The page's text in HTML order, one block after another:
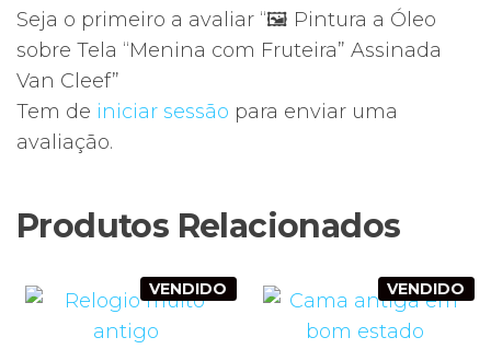
Seja o primeiro a avaliar “🖼️ Pintura a Óleo
sobre Tela “Menina com Fruteira” Assinada
Van Cleef”
Tem de iniciar sessão para enviar uma
avaliação.
Produtos Relacionados
VENDIDO VENDIDO